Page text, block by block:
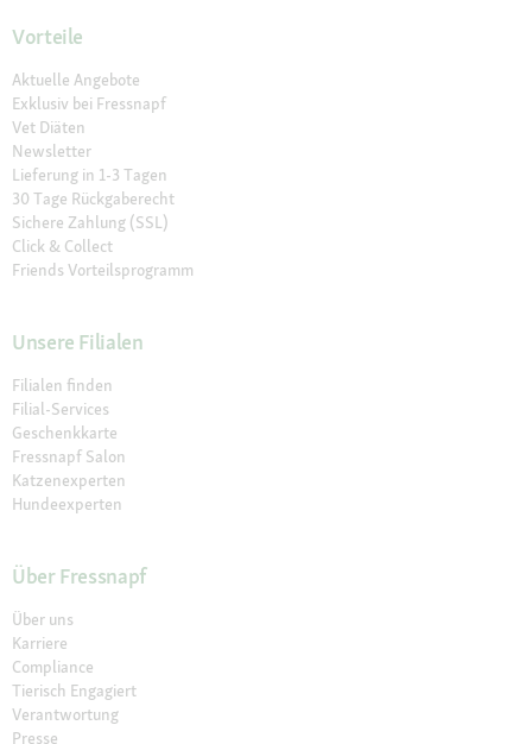
Vorteile
Aktuelle Angebote
Exklusiv bei Fressnapf
Vet Diäten
Newsletter
Lieferung in 1-3 Tagen
30 Tage Rückgaberecht
Sichere Zahlung (SSL)
Click & Collect
Friends Vorteilsprogramm
Unsere Filialen
Filialen finden
Filial-Services
Geschenkkarte
Fressnapf Salon
Katzenexperten
Hundeexperten
Über Fressnapf
Über uns
Karriere
Compliance
Tierisch Engagiert
Verantwortung
Presse